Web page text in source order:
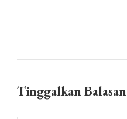
Tinggalkan Balasan